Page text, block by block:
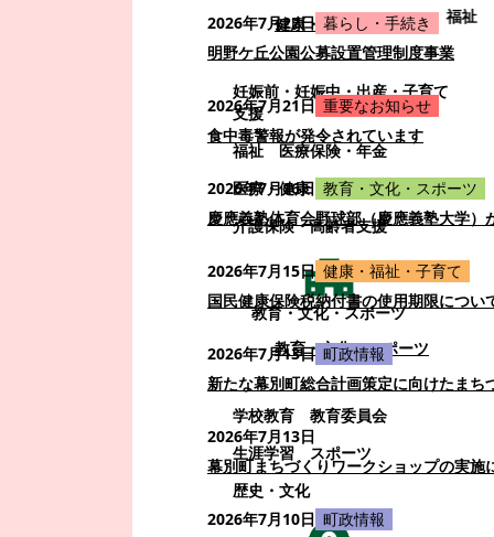
健康・福祉・子育て
妊娠前・妊娠中・出産・子育て
支援
福祉
医療保険・年金
医療・健康
介護保険・高齢者支援
教育・文化・スポーツ
教育・文化・スポーツ
学校教育
教育委員会
生涯学習
スポーツ
歴史・文化
2026年7月22日 暮らし・手続き
明野ケ丘公園公募設置管理制度事業
2026年7月21日 重要なお知らせ
食中毒警報が発令されています
2026年7月16日 教育・文化・スポーツ
慶應義塾体育会野球部（慶應義塾大学）
2026年7月15日 健康・福祉・子育て
国民健康保険税納付書の使用期限につい
2026年7月13日 町政情報
新たな幕別町総合計画策定に向けたまち
2026年7月13日
幕別町まちづくりワークショップの実施
2026年7月10日 町政情報
福祉